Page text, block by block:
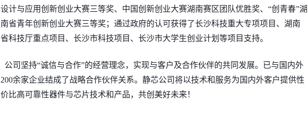
设计与应用创新创业大赛三等奖、中国创新创业大赛湖南赛区团队优胜奖、 “创青春”湖
南省青年创新创业大赛三等奖；通过政府的认可获得了长沙科技重大专项项目、湖南
省科技厅重点项目、长沙市科技项目、长沙市大学生创业计划等项目支持。
公司 坚持“诚信与合作”的经营理念，实现与客户及合作伙伴的共同发展。 已与国内外
200余家企业结成了战略合作伙伴关系。 静芯公司将以技术和服务为国内外客户提供性
价比高可靠性器件与芯片技术和产品，共创美好未来！